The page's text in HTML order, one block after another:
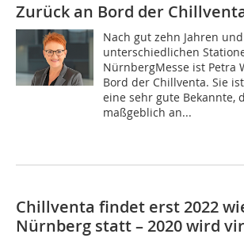
Zurück an Bord der
Nach gut zehn Jahren und
unterschiedlichen
NürnbergMesse ist Petra
Bord der Chillventa. Sie
eine sehr gute Bekannte,
maßgeblich an...
Chillventa findet erst 2022
Nürnberg statt – 2020 wird